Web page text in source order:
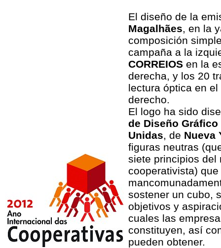
El diseño de la
Magalhães, en la
composición
campaña a la
CORREIOS en la
derecha, y los 20
lectura óptica en
derecho.
El logo ha sido
de Diseño
Unidas, de Nueva
figuras neutras
siete principios del
cooperativista)
sostener un cubo,
objetivos y
cuales las
constituyen, así
pueden obtener.